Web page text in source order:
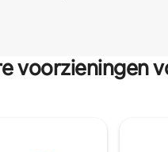
voorzieningen